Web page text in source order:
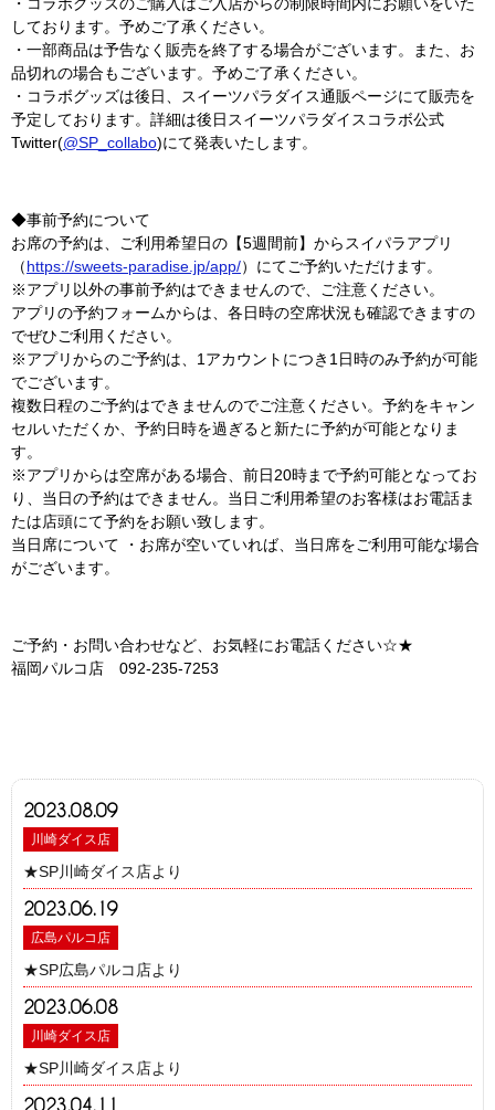
2023.08.09
川崎ダイス店
★SP川崎ダイス店より
2023.06.19
広島パルコ店
★SP広島パルコ店より
2023.06.08
川崎ダイス店
★SP川崎ダイス店より
2023.04.11
しております。予めご了承ください。
・一部商品は予告なく販売を終了する場合がございます。また、お
品切れの場合もございます。予めご了承ください。
・コラボグッズは後日、スイーツパラダイス通販ページにて販売を
予定しております。詳細は後日スイーツパラダイスコラボ公式
Twitter(@SP_collabo)にて発表いたします。
◆事前予約について
お席の予約は、ご利用希望日の【5週間前】からスイパラアプリ
（https://sweets-paradise.jp/app/）にてご予約いただけます。
※アプリ以外の事前予約はできませんので、ご注意ください。
アプリの予約フォームからは、各日時の空席状況も確認できますの
でぜひご利用ください。
※アプリからのご予約は、1アカウントにつき1日時のみ予約が可能
でございます。
複数日程のご予約はできませんのでご注意ください。予約をキャン
セルいただくか、予約日時を過ぎると新たに予約が可能となりま
す。
※アプリからは空席がある場合、前日20時まで予約可能となってお
り、当日の予約はできません。当日ご利用希望のお客様はお電話ま
たは店頭にて予約をお願い致します。
当日席について ・お席が空いていれば、当日席をご利用可能な場合
がございます。
ご予約・お問い合わせなど、お気軽にお電話ください☆★
福岡パルコ店 092-235-7253